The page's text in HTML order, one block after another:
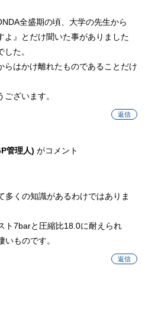
全盛期の頃、大学の先生から
よ』とだけ聞いた事がありました
た。
らはかけ離れたものであることだけ
ざいます。
返信
管理人) がコメント
多くの知識があるわけではありま
ト7barと圧縮比18.0に耐えられ
ものです。
返信